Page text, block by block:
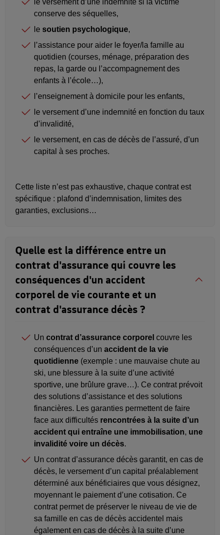
conserve des séquelles,
le soutien psychologique,
l’assistance pour aider le foyer/la famille au
quotidien (courses, ménage, préparation des
repas, la garde ou l’accompagnement des
enfants à l’école…),
l’enseignement à domicile pour les enfants,
le versement d’une indemnité en fonction du taux
d’invalidité,
le versement, en cas de décès de l’assuré, d’un
capital à ses proches.
Cette liste n’est pas exhaustive, chaque contrat est
spécifique : plafond d’indemnisation, limites des
garanties, exclusions…
Quelle est la différence entre un
contrat d'assurance qui couvre les
conséquences d'un accident
corporel de vie courante et un
contrat d'assurance décès ?
Un contrat d’assurance corporel couvre les
conséquences d’un accident de la vie
quotidienne (exemple : une mauvaise chute au
ski, une blessure à la suite d’une activité
sportive, une brûlure grave…). Ce contrat prévoit
des solutions d’assistance et des solutions
financières. Les garanties permettent de faire
face aux difficultés rencontrées à la suite d’un
accident qui entraîne une immobilisation, une
invalidité voire un décès.
Un contrat d’assurance décès garantit, en cas de
décès, le versement d’un capital préalablement
déterminé aux bénéficiaires que vous désignez,
moyennant le paiement d’une cotisation. Ce
contrat permet de préserver le niveau de vie de
sa famille en cas de décès accidentel mais
également en cas de décès à la suite d’une